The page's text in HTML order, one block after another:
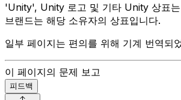
'Unity', Unity 로고 및 기타 Unity 상표
브랜드는 해당 소유자의 상표입니다.
일부 페이지는 편의를 위해 기계 번역되
이 페이지의 문제 보고
피드백